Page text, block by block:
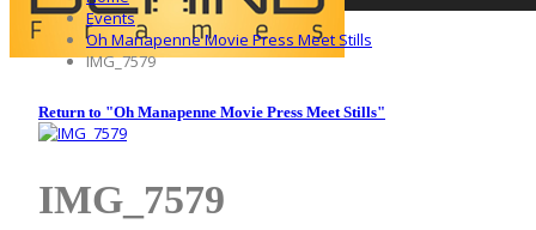
Events
Oh Manapenne Movie Press Meet Stills
IMG_7579
Return to "Oh Manapenne Movie Press Meet Stills"
IMG_7579